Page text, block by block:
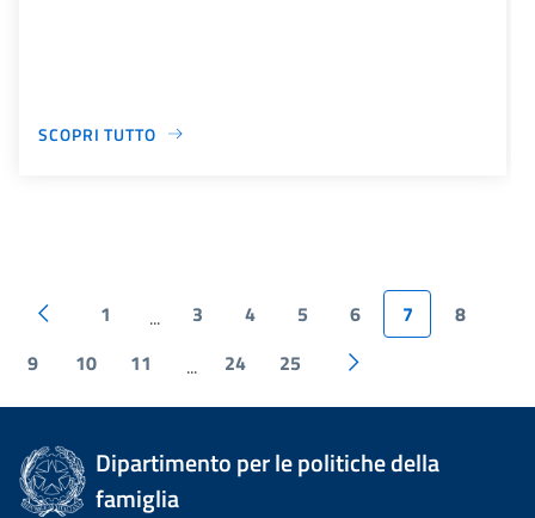
SCOPRI TUTTO
1 ... 3 4 5 6 7
8
9
10 11 ... 24 25
Dipartimento per le politiche della
famiglia